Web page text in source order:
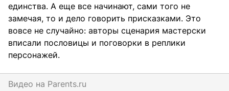
единства. А еще все начинают, сами того не
замечая, то и дело говорить присказками. Это
вовсе не случайно: авторы сценария мастерски
вписали пословицы и поговорки в реплики
персонажей.
Видео на parents.ru